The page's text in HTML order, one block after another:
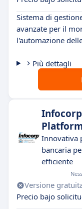
Sistema di
avanzate per il
l'automazione
Più dettagli
Innovativa
bancaria
efficiente
Versione
Precio bajo